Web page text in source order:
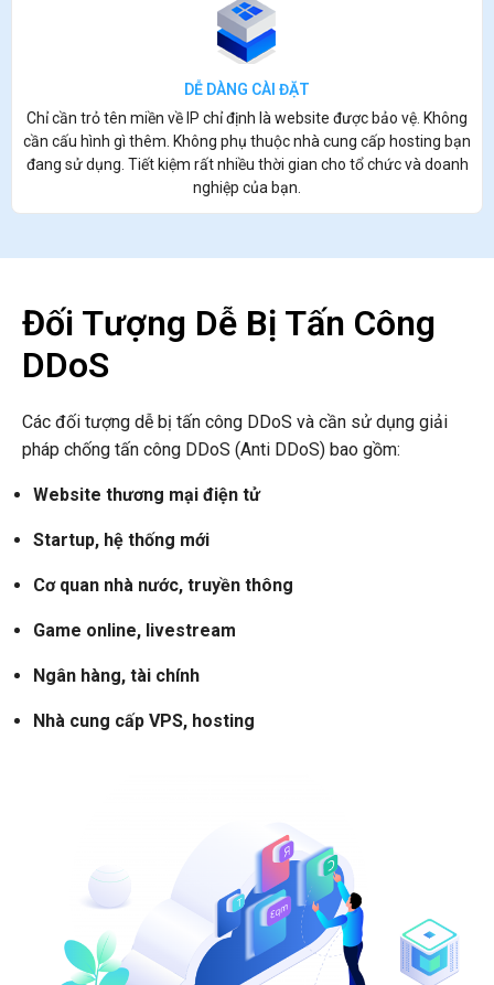
DỄ DÀNG CÀI ĐẶT
Chỉ cần trỏ tên miền về IP chỉ định là website được bảo vệ. Không
cần cấu hình gì thêm. Không phụ thuộc nhà cung cấp hosting bạn
đang sử dụng. Tiết kiệm rất nhiều thời gian cho tổ chức và doanh
nghiệp của bạn.
Đối Tượng Dễ Bị Tấn Công
DDoS
Các đối tượng dễ bị tấn công DDoS và cần sử dụng giải
pháp chống tấn công DDoS (Anti DDoS) bao gồm:
Website thương mại điện tử
Startup, hệ thống mới
Cơ quan nhà nước, truyền thông
Game online, livestream
Ngân hàng, tài chính
Nhà cung cấp VPS, hosting